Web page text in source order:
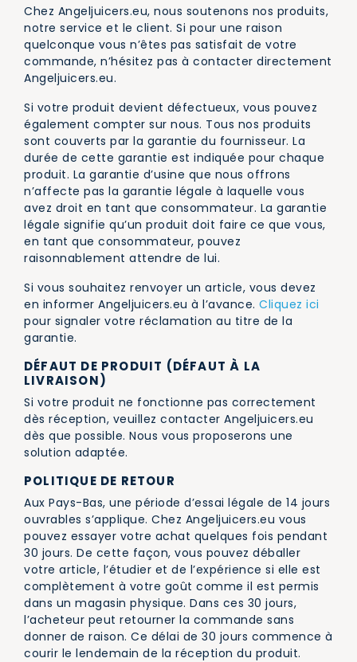
Chez Angeljuicers.eu, nous soutenons nos produits,
notre service et le client. Si pour une raison
quelconque vous n’êtes pas satisfait de votre
commande, n’hésitez pas à contacter directement
Angeljuicers.eu.
Si votre produit devient défectueux, vous pouvez
également compter sur nous. Tous nos produits
sont couverts par la garantie du fournisseur. La
durée de cette garantie est indiquée pour chaque
produit. La garantie d’usine que nous offrons
n’affecte pas la garantie légale à laquelle vous
avez droit en tant que consommateur. La garantie
légale signifie qu’un produit doit faire ce que vous,
en tant que consommateur, pouvez
raisonnablement attendre de lui.
Si vous souhaitez renvoyer un article, vous devez
en informer Angeljuicers.eu à l’avance. Cliquez ici
pour signaler votre réclamation au titre de la
garantie.
DÉFAUT DE PRODUIT (DÉFAUT À LA
LIVRAISON)
Si votre produit ne fonctionne pas correctement
dès réception, veuillez contacter Angeljuicers.eu
dès que possible. Nous vous proposerons une
solution adaptée.
POLITIQUE DE RETOUR
Aux Pays-Bas, une période d’essai légale de 14 jours
ouvrables s’applique. Chez Angeljuicers.eu vous
pouvez essayer votre achat quelques fois pendant
30 jours. De cette façon, vous pouvez déballer
votre article, l’étudier et de l’expérience si elle est
complètement à votre goût comme il est permis
dans un magasin physique. Dans ces 30 jours,
l’acheteur peut retourner la commande sans
donner de raison. Ce délai de 30 jours commence à
courir le lendemain de la réception du produit.